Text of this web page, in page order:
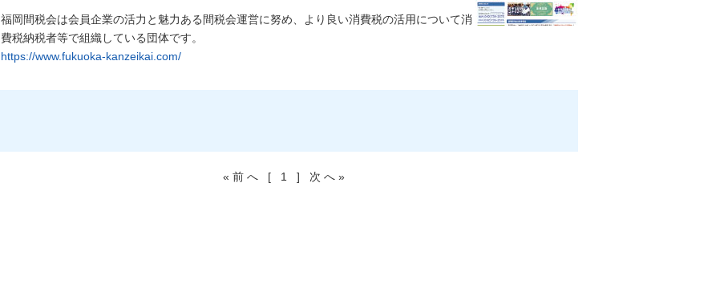
福岡間税会は会員企業の活力と魅力ある間税会運営に努め、より良い消費税の活用について消
費税納税者等で組織している団体です。
https://www.fukuoka-kanzeikai.com/
«前へ [ 1 ] 次へ»